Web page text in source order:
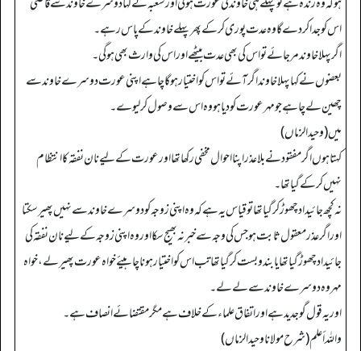
اس کو جدا کر دے گا وہ عدت پوری کر کے پھر پہلے خاوند کے پاس رہے۔
اگر پہلا خاوند مر جائے تو اس کی بھی عدت بیٹھے اور اس کی وارث بھی ہو گی۔
بعضوں نے کہا پہلا خاوند اگر آئے تو اس کو اختیار ہو گا چاہے اپنی عورت دوسرے خاوند سے
چھین لے چاہے جو مہر عورت کو دیا ہو وہ اس سے وصول کر لیوے۔
میں (وحید الزماں)
کہتا ہوں اگر مفقود نے بلا عذر اپنا احوال مخفی رکھا تھا اورعورت کے لیے نان نفقہ کا انتظام
نہیں کر کے گیا تھا۔
نہ کچھ جائیداد چھوڑ کر گیا تھا تو قیاس یہ ہے کہ وہ اپنی زوجہ کو دوسرے خاوند سے نہیں پھیر سکتا
اور اگر عذر معقول ثابت ہو جس کی وجہ سے خبر نہ بھیج سکا اور وہ اپنی زوجہ کے لیے نان نفقہ کی
جائیداد چھوڑ گیا تھا یا بندوبست کر گیا تھا تب اس کو اختیار ہونا چاہیئے خواہ عورت پھیر لے، خواہ
مہر وہ دوسرے خاوند سے لے لے۔
اور یہ قول گو جدید ہے اور اتفاق علماء کے خلاف ہے مگر مقتضائے انصاف ہے۔
واللہ أعلم (شرح مولانا وحیدالزماں)